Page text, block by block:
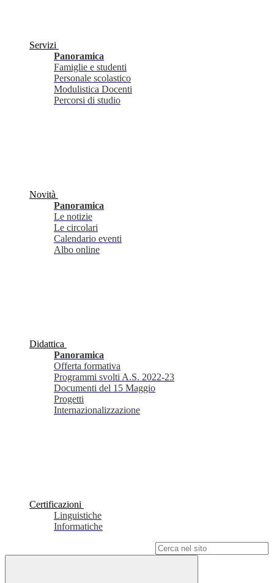
Servizi
Panoramica
Famiglie e studenti
Personale scolastico
Modulistica Docenti
Percorsi di studio
Novità
Panoramica
Le notizie
Le circolari
Calendario eventi
Albo online
Didattica
Panoramica
Offerta formativa
Programmi svolti A.S. 2022-23
Documenti del 15 Maggio
Progetti
Internazionalizzazione
Certificazioni
Linguistiche
Informatiche